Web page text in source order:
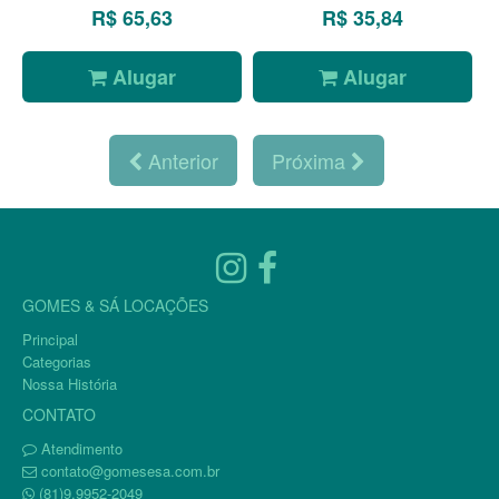
R$ 65,63
Alugar
R$ 35,84
Alugar
Anterior Próxima
GOMES & SÁ LOCAÇÕES
Principal
Categorias
Nossa História
CONTATO
Atendimento
contato@gomesesa.com.br
(81)9.9952-2049